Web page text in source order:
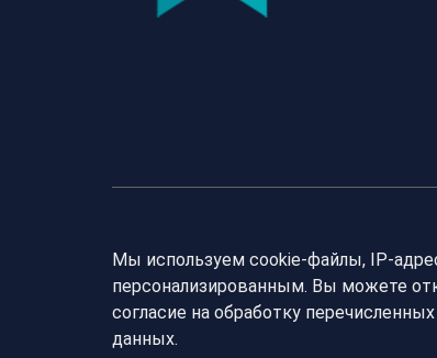
Мы используем cookie-файлы, IP-
персонализированным. Вы можете
согласие на обработку
данных.